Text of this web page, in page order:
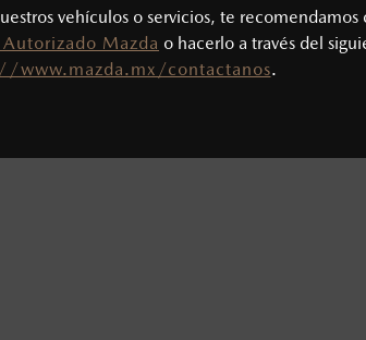
vehículos o servicios, te recomendamos
Mazda o hacerlo a través del
www.mazda.mx/contactanos.
MONTO
$0 MXN